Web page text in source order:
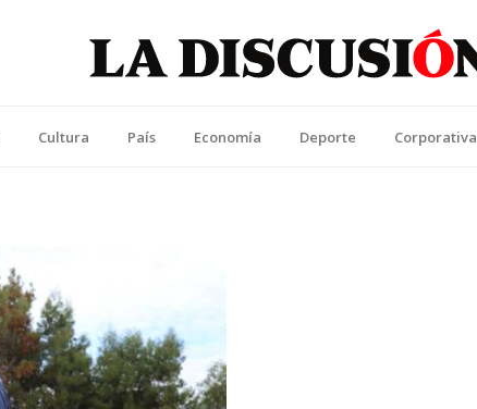
Cultura País Economía Deporte Corporativa